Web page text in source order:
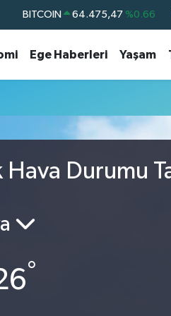
BITCOIN 64.475,47 %0.66
GRAM ALTIN 6527.85 %0.54
BİST100 13.703 %11
Ege Haberleri Yaşam
Hava Durumu
°